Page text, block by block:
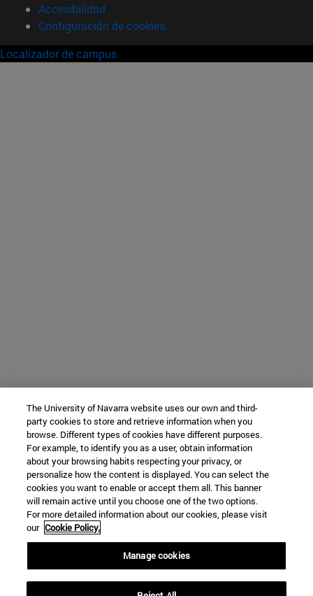
Accesibilidad
Configuración de cookies
Localizador de campus
The University of Navarra website uses our own and third-
party cookies to store and retrieve information when you
browse. Different types of cookies have different purposes.
For example, to identify you as a user, obtain information
about your browsing habits respecting your privacy, or
personalize how the content is displayed. You can select the
cookies you want to enable or accept them all. This banner
will remain active until you choose one of the two options.
For more detailed information about our cookies, please visit
our Cookie Policy.
Manage cookies